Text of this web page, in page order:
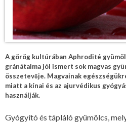
A görög kultúrában Aphrodité
gránátalma jól ismert sok magvas
összetevője. Magvainak
miatt a kínai és az ajurvédikus
használják.
Gyógyító és tápláló gyümölcs,